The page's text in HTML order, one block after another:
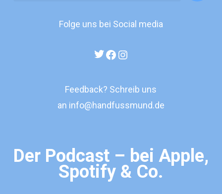
Folge uns bei Social media
Twitter
Facebook
Feedback? Schreib uns
an info@handfussmund.de
Der Podcast – bei Apple,
Spotify & Co.